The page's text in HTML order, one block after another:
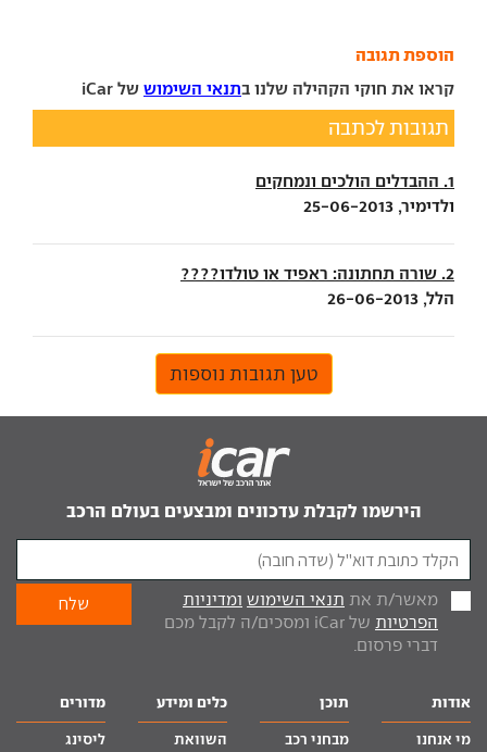
הוספת תגובה
קראו את חוקי הקהילה שלנו בתנאי השימוש של iCar
תגובות לכתבה
1. ההבדלים הולכים ונמחקים
ולדימיר, 25-06-2013
2. שורה תחתונה: ראפיד או טולדו????
הלל, 26-06-2013
טען תגובות נוספות
הירשמו לקבלת עדכונים ומבצעים בעולם הרכב
מאשר/ת את תנאי השימוש ומדיניות
הפרטיות
של iCar ומסכים/ה לקבל מכם
דברי פרסום.
אודות
מי אנחנו
תוכן
מבחני רכב
כלים ומידע
השוואת
מדורים
ליסינג